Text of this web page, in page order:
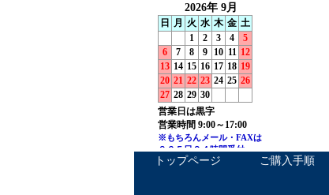
トップページ ご購入手順